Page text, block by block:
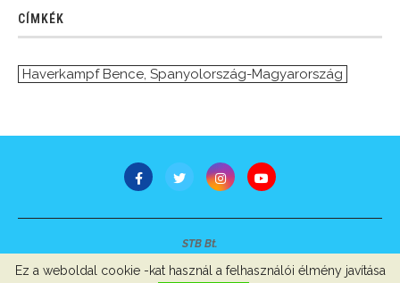
CÍMKÉK
Haverkampf Bence, Spanyolország-Magyarország
STB Bt.
Ez a weboldal cookie -kat használ a felhasználói élmény javítása